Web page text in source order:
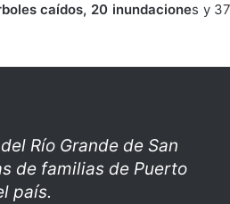
caídos, 20 inundaciones y
Río Grande de San
de familias de Puerto
país.